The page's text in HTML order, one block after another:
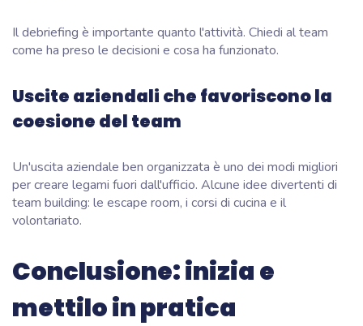
Il debriefing è importante quanto l'attività. Chiedi al team
come ha preso le decisioni e cosa ha funzionato.
Uscite aziendali che favoriscono la
coesione del team
Un'uscita aziendale ben organizzata è uno dei modi migliori
per creare legami fuori dall'ufficio. Alcune idee divertenti di
team building: le escape room, i corsi di cucina e il
volontariato.
Conclusione: inizia e
mettilo in pratica